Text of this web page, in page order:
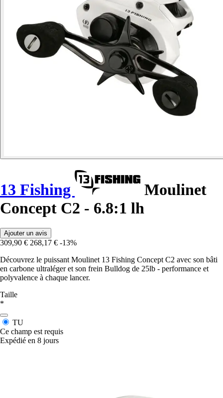
13 Fishing
Moulinet
Concept C2 - 6.8:1 lh
Ajouter un avis
309,90 € 268,17 € -13%
Découvrez le puissant Moulinet 13 Fishing Concept C2 avec son bâti
en carbone ultraléger et son frein Bulldog de 25lb - performance et
polyvalence à chaque lancer.
Taille
*
TU
Ce champ est requis
Expédié en 8 jours